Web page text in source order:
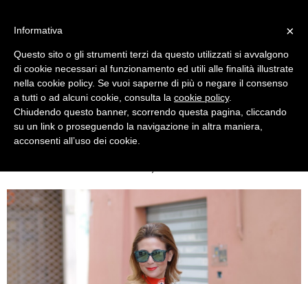
TUESDAY, NOVEMBER 24, 2015
×
Informativa
Questo sito o gli strumenti terzi da questo utilizzati si avvalgono
di cookie necessari al funzionamento ed utili alle finalità illustrate
nella cookie policy. Se vuoi saperne di più o negare il consenso
a tutti o ad alcuni cookie, consulta la cookie policy.
Chiudendo questo banner, scorrendo questa pagina, cliccando
su un link o proseguendo la navigazione in altra maniera,
acconsenti all’uso dei cookie.